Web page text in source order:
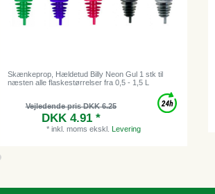
Skænkeprop, Hældetud Billy Neon Gul 1 stk til
næsten alle flaskestørrelser fra 0,5 - 1,5 L
Vejledende pris DKK 6.25
DKK 4.91 *
* inkl. moms ekskl. Levering